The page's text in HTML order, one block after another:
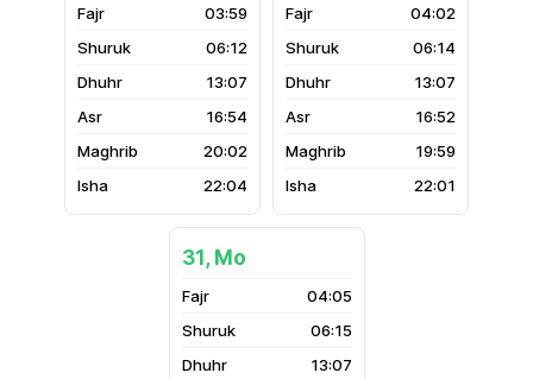
03:59
06:12
13:07
16:54
20:02
22:04
04:02
06:14
13:07
16:52
19:59
22:01
31, Mo
04:05
06:15
13:07